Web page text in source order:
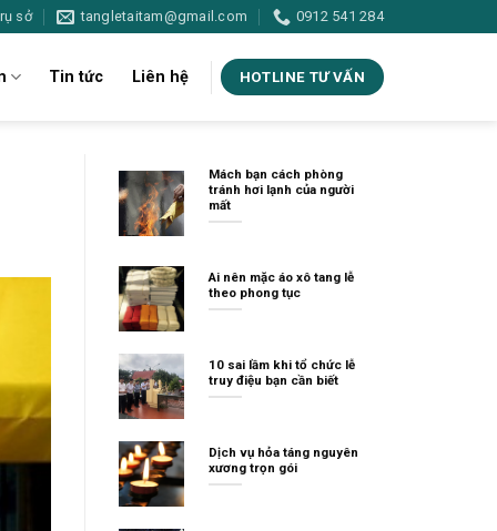
sở tangletaitam@gmail.com 0912 541 284
Tin tức Liên hệ HOTLINE TƯ VẤN
Mách bạn cách phòng
tránh hơi lạnh của người
mất
Ai nên mặc áo xô tang lễ
theo phong tục
10 sai lầm khi tổ chức lễ
truy điệu bạn cần biết
Dịch vụ hỏa táng nguyên
xương trọn gói